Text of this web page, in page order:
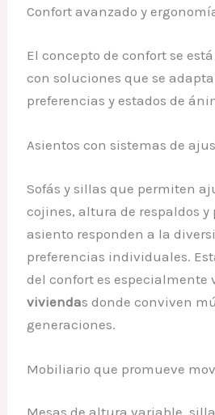
Confort avanzado y
El concepto de confort se
con soluciones que se
preferencias y estados de
Asientos con sistemas de
Sofás y sillas que permiten
cojines, altura de respaldos
asiento responden a la
preferencias individuales.
del confort es especialmente
viviendas donde conviven
generaciones.
Mobiliario que promueve